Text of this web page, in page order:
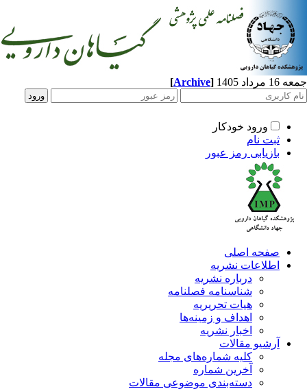
1405
[Archive]
ورود خودکار
ثبت نام
بازیابی رمز عبور
صفحه اصلی
اطلاعات نشریه
درباره نشریه
شناسنامه فصلنامه
هیات تحریریه
اهداف و زمینه‌ها
اخبار نشریه
آرشیو مقالات
کلیه شماره‌های مجله
آخرین شماره
دسته‌بندی موضوعی مقالات